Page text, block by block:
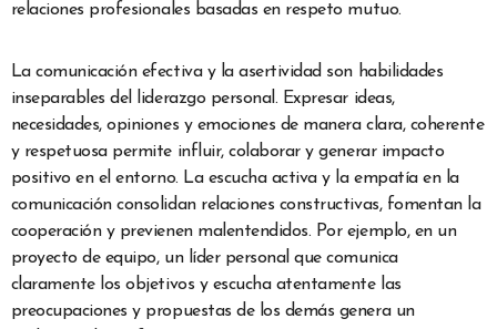
relaciones profesionales basadas en respeto mutuo.
La comunicación efectiva y la asertividad son habilidades
inseparables del liderazgo personal. Expresar ideas,
necesidades, opiniones y emociones de manera clara, coherente
y respetuosa permite influir, colaborar y generar impacto
positivo en el entorno. La escucha activa y la empatía en la
comunicación consolidan relaciones constructivas, fomentan la
cooperación y previenen malentendidos. Por ejemplo, en un
proyecto de equipo, un líder personal que comunica
claramente los objetivos y escucha atentamente las
preocupaciones y propuestas de los demás genera un